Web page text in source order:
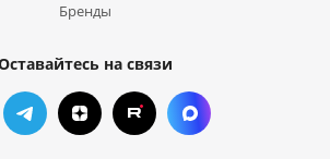
Бренды
на связи